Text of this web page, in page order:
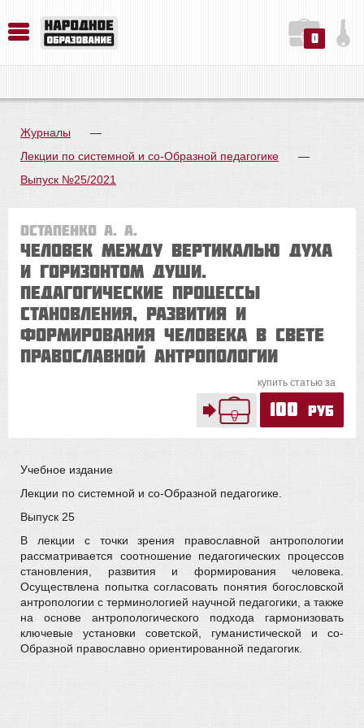
0
Журналы
—
Лекции по системной и со-Образной педагогике
—
Выпуск №25/2021
Остапенко А. А.
ЧЕЛОВЕК МЕЖДУ ВЕРТИКАЛЬЮ ДУХА
И ГОРИЗОНТОМ ДУШИ.
Педагогические процессы
становления, развития и
формирования человека в свете
православной антропологии
купить статью за
100 руб
Учебное издание
Лекции по системной и со-Образной педагогике.
Выпуск 25
В лекции с точки зрения православной антропологии
рассматривается соотношение педагогических процессов
становления, развития и формирования человека.
Осуществлена попытка согласовать понятия богословской
антропологии с терминологией научной педагогики, а также
на основе антропологического подхода гармонизовать
ключевые установки советской, гуманистической и со-
Образной православно ориентированной педагогик.